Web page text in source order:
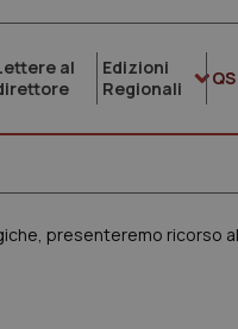
al
Edizioni
Regionali
presenteremo ricorso al